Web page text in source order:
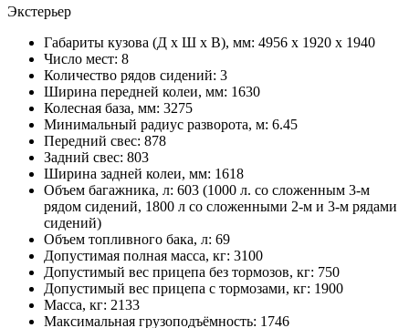
Экстерьер
Габариты кузова (Д x Ш x В), мм: 4956 x 1920 x 1940
Число мест: 8
Количество рядов сидений: 3
Ширина передней колеи, мм: 1630
Колесная база, мм: 3275
Минимальный радиус разворота, м: 6.45
Передний свес: 878
Задний свес: 803
Ширина задней колеи, мм: 1618
Объем багажника, л: 603 (1000 л. со сложенным 3-м
рядом сидений, 1800 л со сложенными 2-м и 3-м рядами
сидений)
Объем топливного бака, л: 69
Допустимая полная масса, кг: 3100
Допустимый вес прицепа без тормозов, кг: 750
Допустимый вес прицепа с тормозами, кг: 1900
Масса, кг: 2133
Максимальная грузоподъёмность: 1746